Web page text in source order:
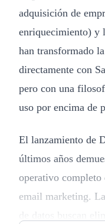
adquisición de
enriquecimiento) y
han transformado
directamente con
pero con una
uso por encima de
El lanzamiento de
últimos años
operativo
email marketing.
de datos buscan